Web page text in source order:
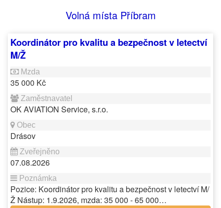
Volná místa Příbram
Koordinátor pro kvalitu a bezpečnost v letectví
M/Ž
35 000 Kč
OK AVIATION Service, s.r.o.
Drásov
07.08.2026
Pozice: Koordinátor pro kvalitu a bezpečnost v letectví M/
Ž Nástup: 1.9.2026, mzda: 35 000 - 65 000…